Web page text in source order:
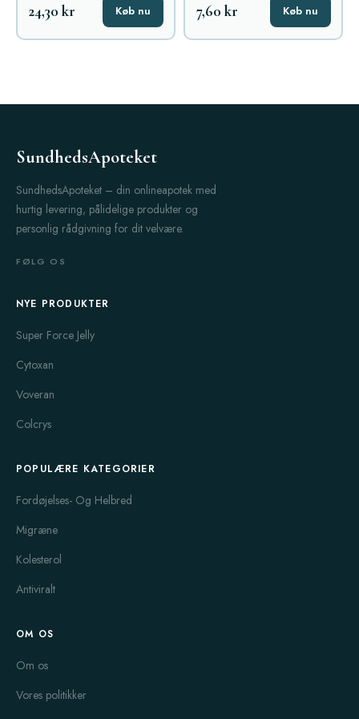
24,30 kr Køb nu 7,60 kr Køb nu
SundhedsApoteket
SundhedsApoteket – din onlineapotek med
hurtig levering, pålidelige produkter og
personlig rådgivning for dit velvære.
FØLG OS
NYE PRODUKTER
Super Force Jelly
Cytoxan
Voveran
Colcrys
POPULÆRE KATEGORIER
Fordøjelses- Og Helbred
Migræne
Kolesterol
Antiviralt
OM OS
Om os
Vores politikker